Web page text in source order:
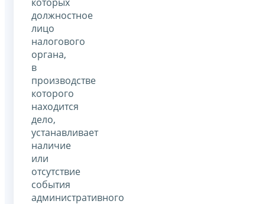
должностное
лицо
налогового
органа,
в
производстве
которого
находится
дело,
устанавливает
наличие
или
отсутствие
события
административного